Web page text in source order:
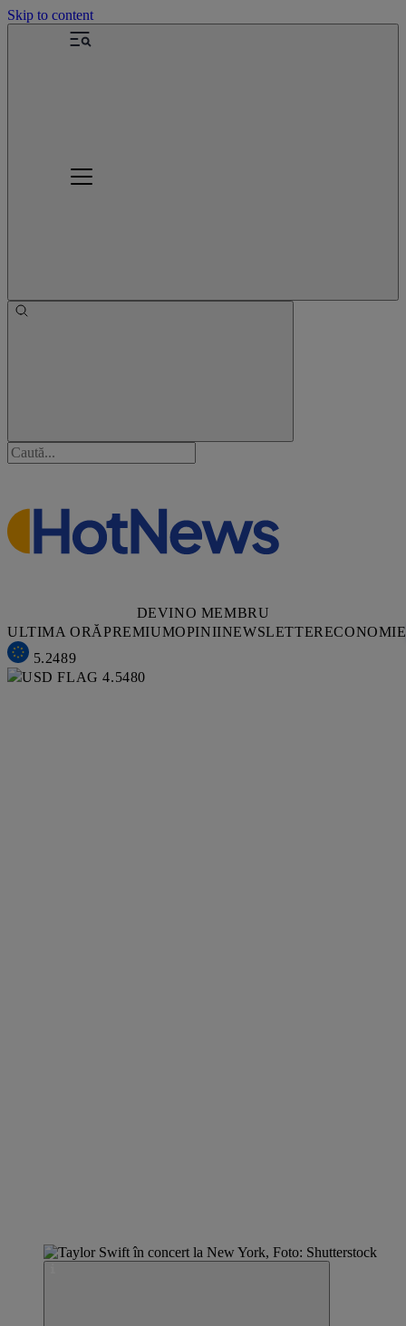
Skip to content
DEVINO MEMBRU
ULTIMA ORĂPREMIUMOPINIINEWSLETTERECONOMIE
5.2489
4.5480